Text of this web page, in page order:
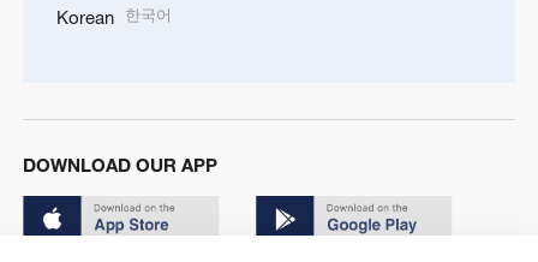
Korean 한국어
DOWNLOAD OUR APP